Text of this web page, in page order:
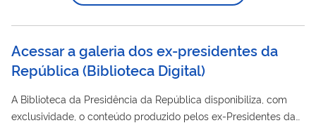
Acessar a galeria dos ex-presidentes da
República (Biblioteca Digital)
A Biblioteca da Presidência da República disponibiliza, com
exclusividade, o conteúdo produzido pelos ex-Presidentes da